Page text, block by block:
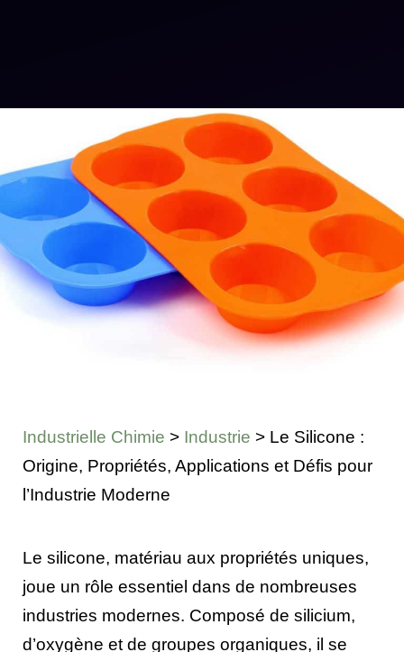
Industrielle Chimie > Industrie > Le Silicone :
Origine, Propriétés, Applications et Défis pour
l’Industrie Moderne
Le silicone, matériau aux propriétés uniques,
joue un rôle essentiel dans de nombreuses
industries modernes. Composé de silicium,
d’oxygène et de groupes organiques, il se